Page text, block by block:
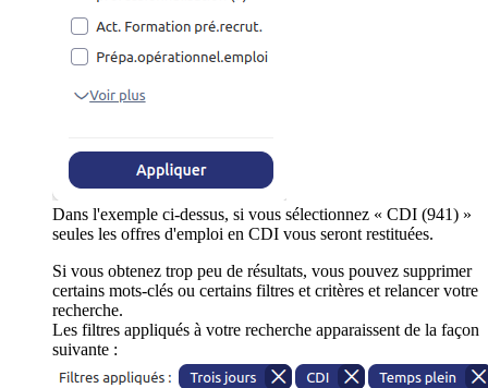
Dans l'exemple ci-dessus, si vous sélectionnez « CDI (941) »
seules les offres d'emploi en CDI vous seront restituées.
Si vous obtenez trop peu de résultats, vous pouvez supprimer
certains mots-clés ou certains filtres et critères et relancer votre
recherche.
Les filtres appliqués à votre recherche apparaissent de la façon
suivante :